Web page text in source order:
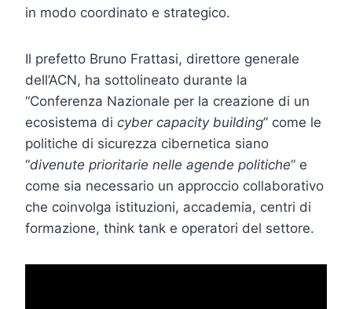
in modo coordinato e strategico.
Il prefetto Bruno Frattasi, direttore generale
dell’ACN, ha sottolineato durante la
“Conferenza Nazionale per la creazione di un
ecosistema di cyber capacity building” come le
politiche di sicurezza cibernetica siano
“divenute prioritarie nelle agende politiche” e
come sia necessario un approccio collaborativo
che coinvolga istituzioni, accademia, centri di
formazione, think tank e operatori del settore.